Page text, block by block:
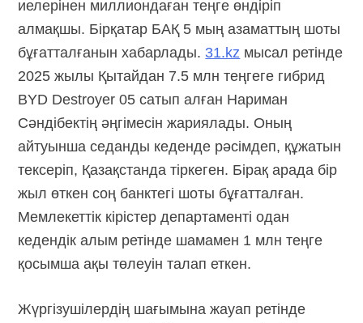
иелерінен миллиондаған теңге өндіріп
алмақшы. Бірқатар БАҚ 5 мың азаматтың шоты
бұғатталғанын хабарлады. 31.kz мысал ретінде
2025 жылы Қытайдан 7.5 млн теңгеге гибрид
BYD Destroyer 05 сатып алған Нариман
Сәндібектің әңгімесін жариялады. Оның
айтуынша седанды кеденде рәсімдеп, құжатын
тексеріп, Қазақстанда тіркеген. Бірақ арада бір
жыл өткен соң банктегі шоты бұғатталған.
Мемлекеттік кірістер департаменті одан
кедендік алым ретінде шамамен 1 млн теңге
қосымша ақы төлеуін талап еткен.
Жүргізушілердің шағымына жауап ретінде